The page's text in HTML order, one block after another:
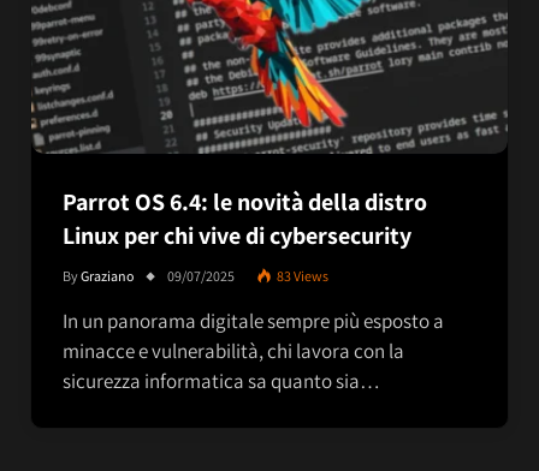
Parrot OS 6.4: le novità della distro
Linux per chi vive di cybersecurity
ByGraziano 09/07/2025 83Views
In un panorama digitale sempre più esposto a
minacce e vulnerabilità, chi lavora con la
sicurezza informatica sa quanto sia…